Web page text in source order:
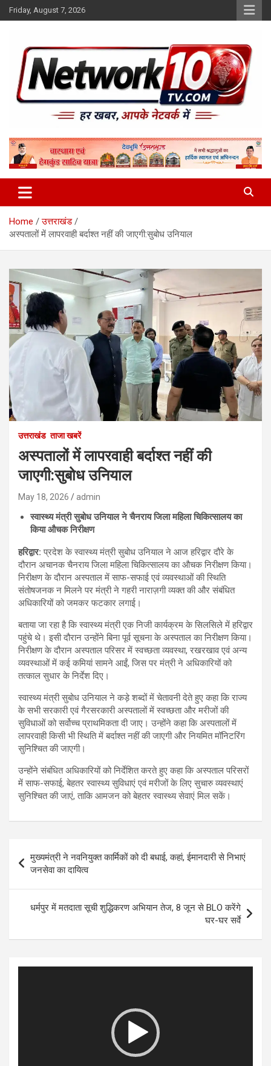
Skip
to
Friday, August 7, 2026
Network10tv
Home
उत्तराखंड
अस्पतालों में लापरवाही बर्दाश्त नहीं की जाएगी:सुबोध उनियाल
उत्तराखंड ताजा खबरें
अस्पतालों में लापरवाही बर्दाश्त नहीं की
जाएगी:सुबोध उनियाल
May 18, 2026 admin
स्वास्थ्य मंत्री सुबोध उनियाल ने चैनराय जिला महिला चिकित्सालय का
किया औचक निरीक्षण
हरिद्वार: प्रदेश के स्वास्थ्य मंत्री सुबोध उनियाल ने आज हरिद्वार दौरे के
दौरान अचानक चैनराय जिला महिला चिकित्सालय का औचक निरीक्षण किया।
निरीक्षण के दौरान अस्पताल में साफ-सफाई एवं व्यवस्थाओं की स्थिति
संतोषजनक न मिलने पर मंत्री ने गहरी नाराज़गी व्यक्त की और संबंधित
अधिकारियों को जमकर फटकार लगाई।
बताया जा रहा है कि स्वास्थ्य मंत्री एक निजी कार्यक्रम के सिलसिले में हरिद्वार
पहुंचे थे। इसी दौरान उन्होंने बिना पूर्व सूचना के अस्पताल का निरीक्षण किया।
निरीक्षण के दौरान अस्पताल परिसर में स्वच्छता व्यवस्था, रखरखाव एवं अन्य
व्यवस्थाओं में कई कमियां सामने आईं, जिस पर मंत्री ने अधिकारियों को
तत्काल सुधार के निर्देश दिए।
स्वास्थ्य मंत्री सुबोध उनियाल ने कड़े शब्दों में चेतावनी देते हुए कहा कि राज्य
के सभी सरकारी एवं गैरसरकारी अस्पतालों में स्वच्छता और मरीजों की
सुविधाओं को सर्वोच्च प्राथमिकता दी जाए। उन्होंने कहा कि अस्पतालों में
लापरवाही किसी भी स्थिति में बर्दाश्त नहीं की जाएगी और नियमित मॉनिटरिंग
सुनिश्चित की जाएगी।
उन्होंने संबंधित अधिकारियों को निर्देशित करते हुए कहा कि अस्पताल परिसरों
में साफ-सफाई, बेहतर स्वास्थ्य सुविधाएं एवं मरीजों के लिए सुचारु व्यवस्थाएं
सुनिश्चित की जाएं, ताकि आमजन को बेहतर स्वास्थ्य सेवाएं मिल सकें।
navigation
मुख्यमंत्री ने नवनियुक्त कार्मिकों को दी बधाई, कहां, ईमानदारी से निभाएं
जनसेवा का दायित्व
धर्मपुर में मतदाता सूची शुद्धिकरण अभियान तेज, 8 जून से BLO करेंगे
घर-घर सर्वे